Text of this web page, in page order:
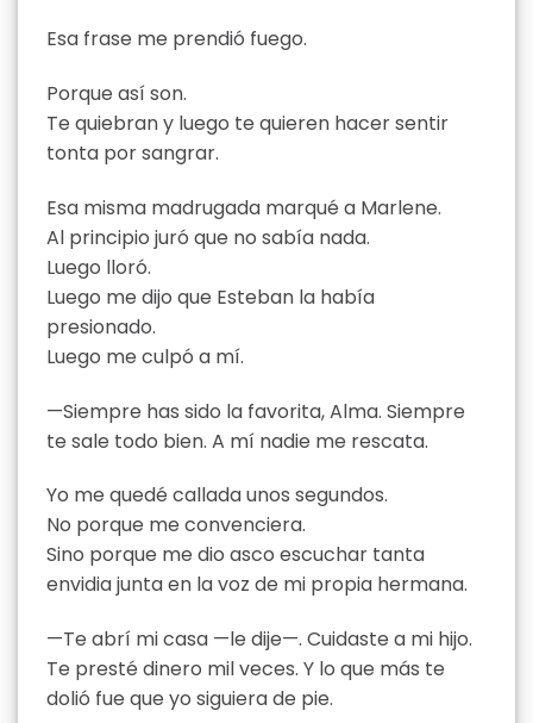
Esa frase me prendió fuego.
Porque así son.
Te quiebran y luego te quieren hacer sentir
tonta por sangrar.
Esa misma madrugada marqué a Marlene.
Al principio juró que no sabía nada.
Luego lloró.
Luego me dijo que Esteban la había
presionado.
Luego me culpó a mí.
—Siempre has sido la favorita, Alma. Siempre
te sale todo bien. A mí nadie me rescata.
Yo me quedé callada unos segundos.
No porque me convenciera.
Sino porque me dio asco escuchar tanta
envidia junta en la voz de mi propia hermana.
—Te abrí mi casa —le dije—. Cuidaste a mi hijo.
Te presté dinero mil veces. Y lo que más te
dolió fue que yo siguiera de pie.